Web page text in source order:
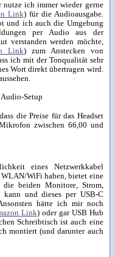
ich immer wieder gerne
Link) für die Audioausgabe.
und ich auch die Umgebung
per Audio aus der
verstanden werden möchte,
Link) zum Anstecken von
ich mit der Tonqualität sehr
Wort direkt übertragen wird.
die Preise für das Headset
zwischen 66,00 und
eines Netzwerkkabel
WiFi haben, bietet eine
beiden Monitore, Strom,
kann und dieses per USB-C
hätte ich mir noch
Link) oder gar USB Hub
Schreibtisch ist auch eine
montiert (und darunter auch